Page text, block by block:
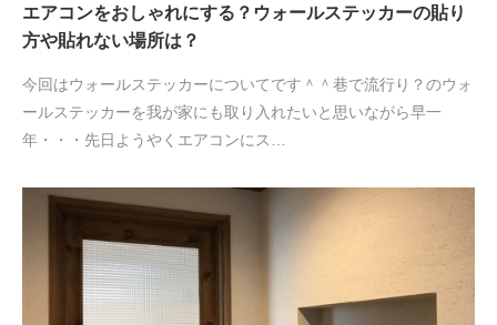
エアコンをおしゃれにする？ウォールステッカーの貼り
方や貼れない場所は？
今回はウォールステッカーについてです＾＾巷で流行り？のウォ
ールステッカーを我が家にも取り入れたいと思いながら早一
年・・・先日ようやくエアコンにス…